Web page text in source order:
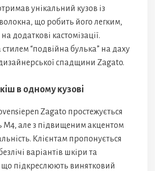
унікальний кузов із
що робить його легким,
додаткові кастомізації.
стилем “подвійна булька” на даху
спадщини Zagato.
в одному кузові
Zagato простежується
M4, але з підвищеним акцентом
Клієнтам пропонується
варіантів шкіри та
підкреслюють винятковий